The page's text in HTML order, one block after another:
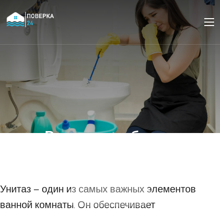
Решение проблем с
Унитаз – один из самых важных элементов
ванной комнаты. Он обеспечивает